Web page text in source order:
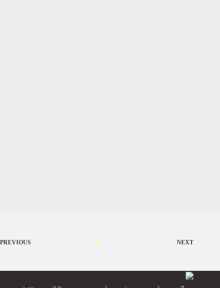
PREVIOUS NEXT